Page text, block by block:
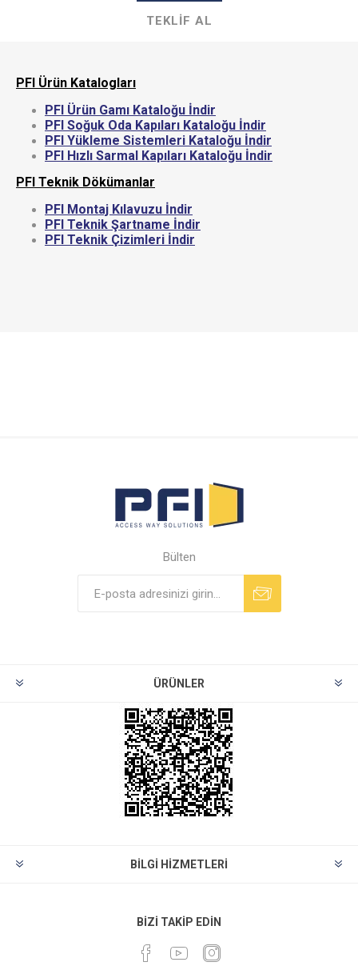
TEKLIF AL
PFI Ürün Katalogları
PFI Ürün Gamı Kataloğu İndir
PFI Soğuk Oda Kapıları Kataloğu İndir
PFI Yükleme Sistemleri Kataloğu İndir
PFI Hızlı Sarmal Kapıları Kataloğu İndir
PFI Teknik Dökümanlar
PFI Montaj Kılavuzu İndir
PFI Teknik Şartname İndir
PFI Teknik Çizimleri İndir
Bülten
ÜRÜNLER
BILGI HIZMETLERI
BIZI TAKIP EDIN